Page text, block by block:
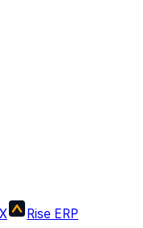
Rise ERP